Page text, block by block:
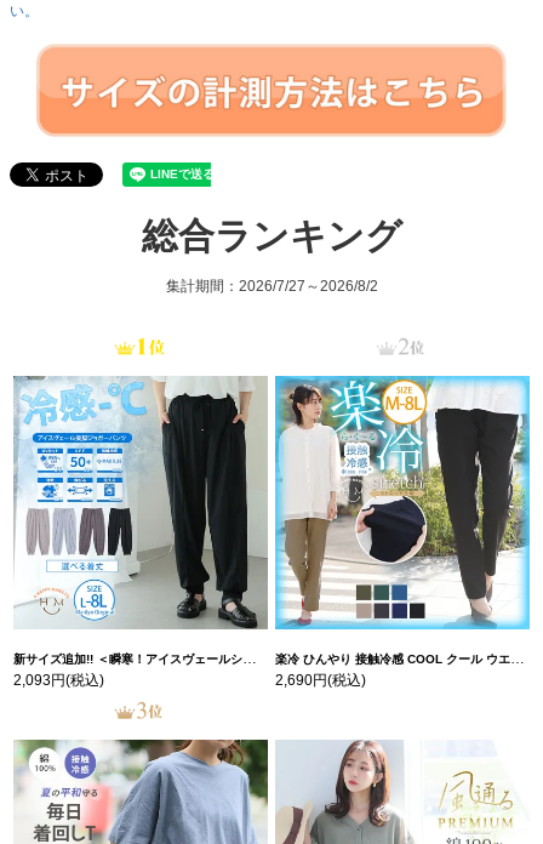
い。
総合ランキング
集計期間：2026/7/27～2026/8/2
新サイズ追加!! ＜瞬寒！アイスヴェールシリーズ＞ 美脚 ジョガーパンツ 【ウェストゴム】 【ストレッチ】 | 大きいサイズの通販ならハッピーマリリン
2,093円(税込)
楽冷 ひんやり 接触冷感 COOL クール ウエストゴム 楽ちん ストレッチ 美脚 レギパン 【ストレッチ】 | 大きいサイズの通販ならハッピーマリリン
2,690円(税込)